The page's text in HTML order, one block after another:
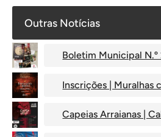
Outras Notícias
Boletim Municipal
Inscrições | Muralhas
Capeias Arraianas |